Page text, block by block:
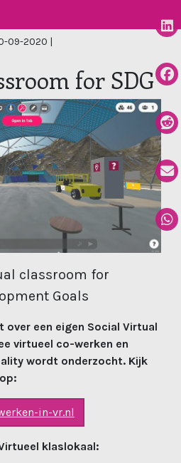
09-2020 |
for SDG
classroom for
Goals
over een eigen Social Virtual
virtueel co-werken en
wordt onderzocht. Kijk
in-vr.nl
klaslokaal: